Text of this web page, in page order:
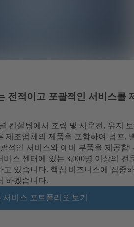
전적이고 포괄적인 서비스를
컨설팅에서 조립 및 시운전, 유지
제조업체의 제품을 포함하여 펌프,
적인 서비스와 예비 부품을 제공합
비스 센터에 있는 3,000명 이상의 전
고 있습니다. 핵심 비즈니스에 집중
하겠습니다.
서비스 포트폴리오 보기